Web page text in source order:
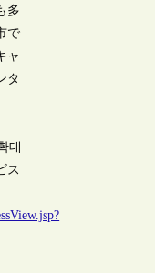
多
で
ャ
タ
대
ス